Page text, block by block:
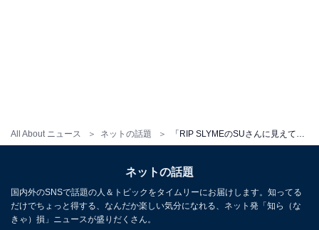
All About ニュース ネットの話題
ネットの話題
国内外のSNSで話題の人＆トピックをタイムリーにお届けします。知ってる
だけでちょっと得する、なんだか楽しい気分になれる、ネット発「知ら（な
きゃ）損」ニュースが盛りだくさん。